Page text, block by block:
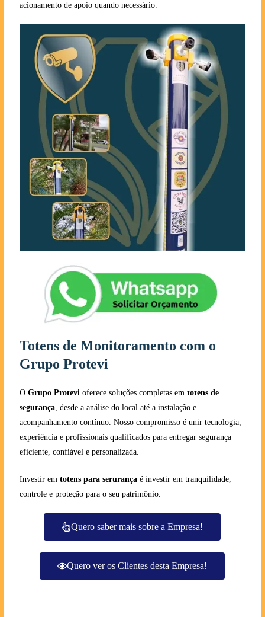
acionamento de apoio quando necessário.
Totens de Monitoramento com o
Grupo Protevi
O Grupo Protevi oferece soluções completas em totens de
segurança, desde a análise do local até a instalação e
acompanhamento contínuo. Nosso compromisso é unir tecnologia,
experiência e profissionais qualificados para entregar segurança
eficiente, confiável e personalizada.
Investir em totens para serurançaé investir em tranquilidade,
controle e proteção para o seu patrimônio.
Quero saber mais sobre a Empresa!
Quero ver os Clientes desta Empresa!